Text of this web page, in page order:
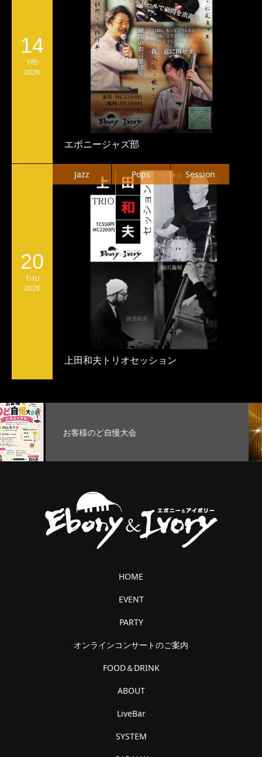
14
FRI
2026
エボニージャズ部
20
THU
2026
上田和夫トリオセッション
Jazz Pops Session
HOME
EVENT
PARTY
オンラインコンサートのご案内
FOOD＆DRINK
ABOUT
LiveBar
SYSTEM